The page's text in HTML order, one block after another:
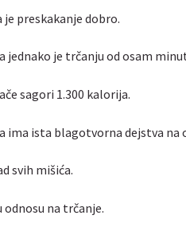
preskakanje dobro.
jednako je trčanju od osam
sagori 1.300 kalorija.
ima ista blagotvorna dejstva
svih mišića.
odnosu na trčanje.